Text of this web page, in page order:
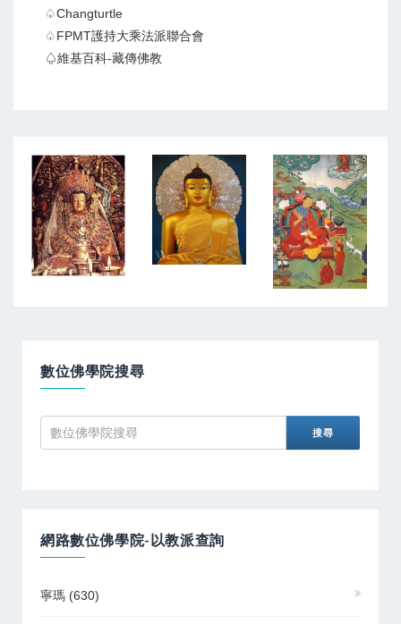
♤Changturtle
♤FPMT護持大乘法派聯合會
♤維基百科-藏傳佛教
數位佛學院搜尋
網路數位佛學院-以教派查詢
寧瑪 (630)